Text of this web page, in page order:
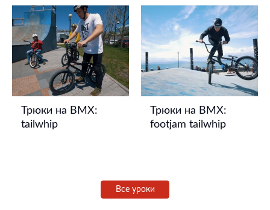
Трюки на BMX:
tailwhip
Трюки на BMX:
footjam tailwhip
Все уроки